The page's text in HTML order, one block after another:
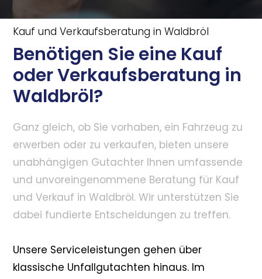
Kauf und Verkaufsberatung in Waldbröl
Benötigen Sie eine Kauf
oder Verkaufsberatung in
Waldbröl?
Ganz gleich, ob Sie vorhaben, ein Fahrzeug zu
erwerben oder zu verkaufen, bieten unsere
unabhängigen Gutachter Ihnen umfassende
und unvoreingenommene Beratung für Kauf
und Verkauf in Waldbröl. Wir unterstützen Sie
dabei fundierte Entscheidungen zu treffen.
Unsere Serviceleistungen gehen über
klassische Unfallgutachten hinaus. Im